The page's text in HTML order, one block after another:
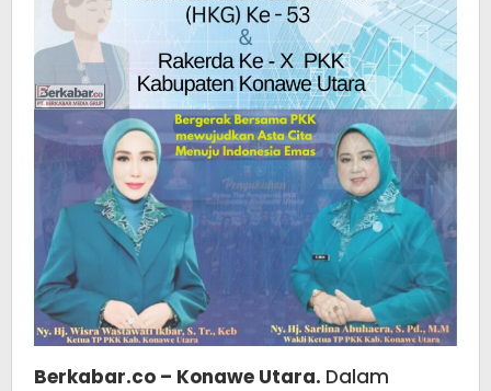
Berkabar.co – Konawe Utara. Dalam